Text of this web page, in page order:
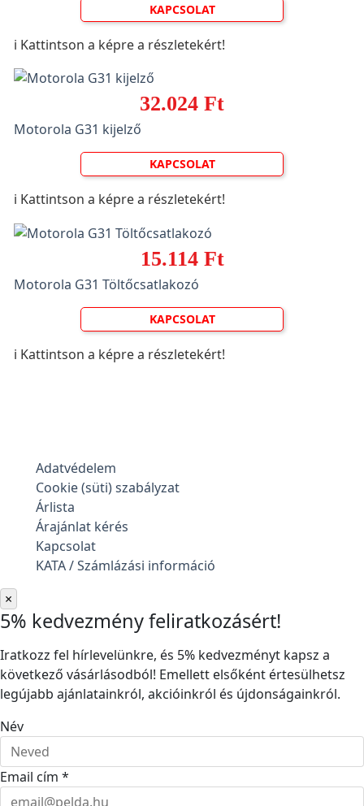
KAPCSOLAT
ℹ️ Kattintson a képre a részletekért!
32.024 Ft
Motorola G31 kijelző
KAPCSOLAT
ℹ️ Kattintson a képre a részletekért!
15.114 Ft
Motorola G31 Töltőcsatlakozó
KAPCSOLAT
ℹ️ Kattintson a képre a részletekért!
Adatvédelem
Cookie (süti) szabályzat
Árlista
Árajánlat kérés
Kapcsolat
KATA / Számlázási információ
×
5% kedvezmény feliratkozásért!
Iratkozz fel hírlevelünkre, és 5% kedvezményt kapsz a
következő vásárlásodból! Emellett elsőként értesülhetsz
legújabb ajánlatainkról, akcióinkról és újdonságainkról.
Név
Email cím *